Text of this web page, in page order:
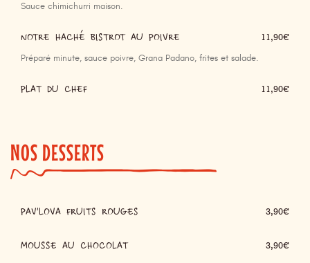
Sauce chimichurri maison.
NOTRE HACHÉ BISTROT AU POIVRE
Préparé minute, sauce poivre, Grana Padano, frites et salade.
11,90€
PLAT DU CHEF 11,90€
NOS DESSERTS
PAV'LOVA FRUITS ROUGES 3,90€
MOUSSE AU CHOCOLAT 3,90€